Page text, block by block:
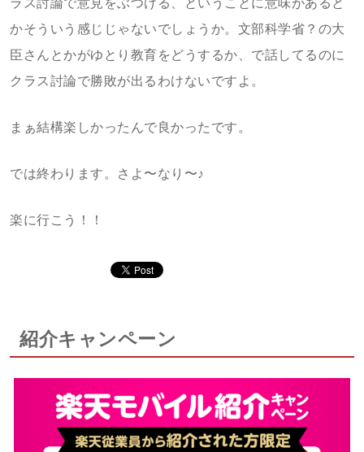
ラス討論で意見をぶつける、ということに意味があると
かそういう感じじゃないでしょうか。文部科学省？の大
臣さんとかがゆとり教育をどうするか、で話してるのに
クラス討論で勝敗が出るわけないですよ。
まぁ結構楽しかったんで良かったです。
では終わります。さよ〜なり〜♪
楽に行こう！！
紹介キャンペーン